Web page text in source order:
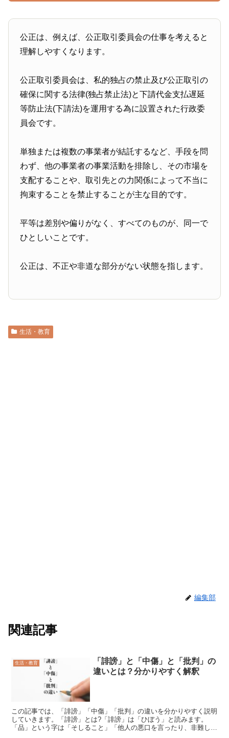
公正は、例えば、公正取引委員会の仕事を考えると
理解しやすくなります。
公正取引委員会は、私的独占の禁止及び公正取引の
確保に関する法律(独占禁止法)と下請代金支払遅延
等防止法(下請法)を運用する為に設置された行政委
員会です。
単独または複数の事業者が結託するなど、手段を問
わず、他の事業者の事業活動を排除し、その市場を
支配することや、取引先との力関係によって不当に
拘束することを禁止することが主な目的です。
平等は差別や偏りがなく、すべてのものが、同一で
ひとしいことです。
公正は、不正や非道な部分がない状態を指します。
生活・教育
編集部
関連記事
生活・教育
「誹謗」と「中傷」と「批判」の
違いとは？分かりやすく解釈
この記事では、「誹謗」「中傷」「批判」の違いを分かりやすく説明
していきます。「誹謗」とは?「誹謗」は「ひぼう」と読みます。
「品」という字は「そしること」「他人の悪口を言ったり、非難した